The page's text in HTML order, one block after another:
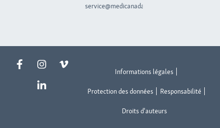
service@medicanada.ca
Informations légales
Protection des données Responsabilité
Droits d'auteurs